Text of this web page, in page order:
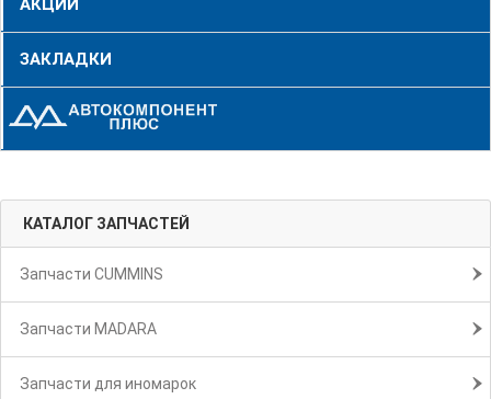
АКЦИИ
ЗАКЛАДКИ
КАТАЛОГ ЗАПЧАСТЕЙ
Запчасти CUMMINS
Запчасти MADARA
Запчасти для иномарок